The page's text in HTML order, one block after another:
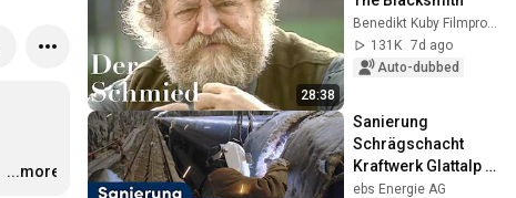
...more
28:38
131K 7d ago
Auto-dubbed
Sanierung
Schrägschacht
Kraftwerk Glattalp ·
Gesamtfilm
ebs Energie AG